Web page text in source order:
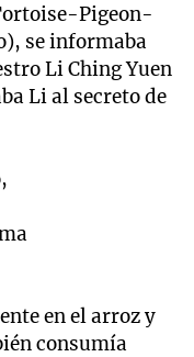
Pigeon-
se informaba
Li Ching Yuen
Li al secreto de
en el arroz y
consumía